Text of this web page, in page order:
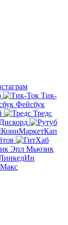
Тик-
Фейсбук
Тредс
Дискорд
Эпл Мьюзик
Макс